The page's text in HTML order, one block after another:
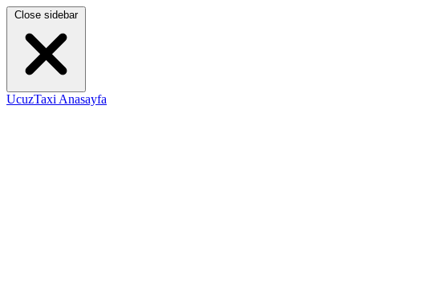
Close sidebar
UcuzTaxi Anasayfa